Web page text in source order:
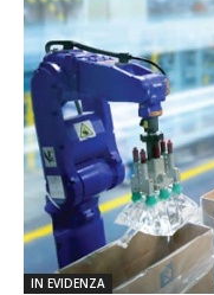
IN EVIDENZA